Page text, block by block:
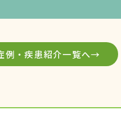
例・疾患紹介一覧へ→